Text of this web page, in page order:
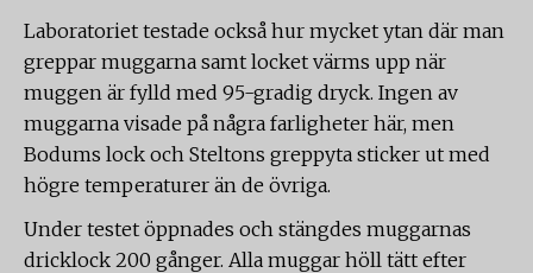
Laboratoriet testade också hur mycket ytan där man
greppar muggarna samt locket värms upp när
muggen är fylld med 95-gradig dryck. Ingen av
muggarna visade på några farligheter här, men
Bodums lock och Steltons greppyta sticker ut med
högre temperaturer än de övriga.
Under testet öppnades och stängdes muggarnas
dricklock 200 gånger. Alla muggar höll tätt efter